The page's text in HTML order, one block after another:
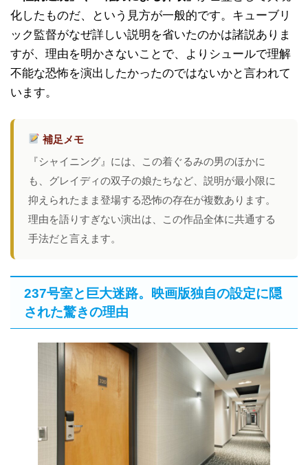
化したものだ、という見方が一般的です。キューブリ
ック監督がなぜ詳しい説明を省いたのかは諸説ありま
すが、理由を明かさないことで、よりシュールで理解
不能な恐怖を演出したかったのではないかと言われて
います。
補足メモ
『シャイニング』には、この着ぐるみの男のほかに
も、グレイディの双子の娘たちなど、説明が最小限に
抑えられたまま登場する恐怖の存在が複数あります。
理由を語りすぎない演出は、この作品全体に共通する
手法だと言えます。
237号室と巨大迷路。映画版独自の設定に隠
された驚きの理由